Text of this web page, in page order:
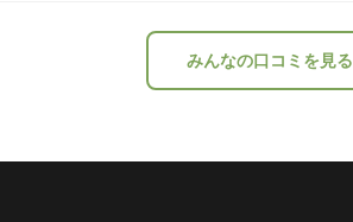
みんなの口コミを見る